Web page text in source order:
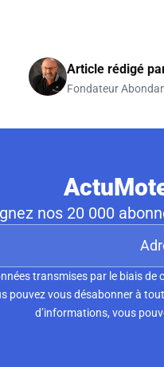
Article rédigé
Fondateur
nos 20 000
transmises par le biais de
pouvez vous désabonner à
d’informations, vous